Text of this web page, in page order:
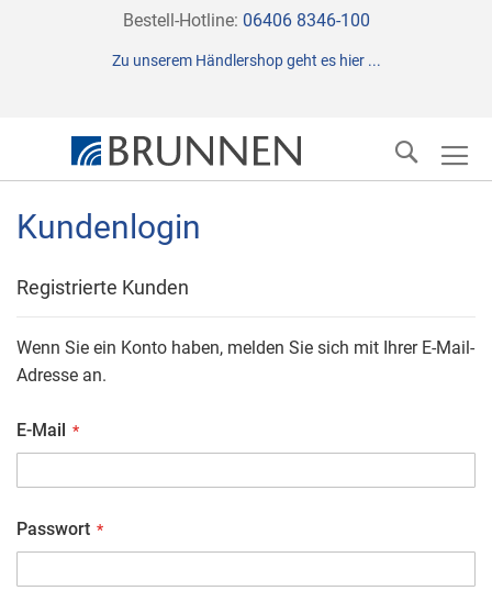
Direkt
Inhalt
Bestell-Hotline: 06406 8346-100
Zu unserem Händlershop geht es hier ...
Suche
Kundenlogin
Registrierte Kunden
Wenn Sie ein Konto haben, melden Sie sich mit Ihrer E-Mail-
Adresse an.
E-Mail
Passwort